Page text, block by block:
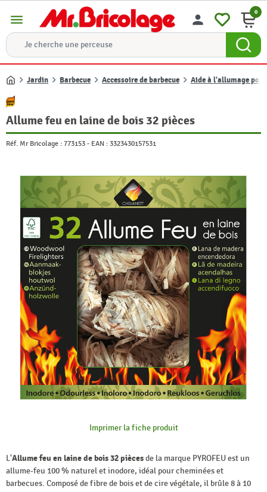
menu person 0
Accueil
Jardin Barbecue Accessoire de barbecue Aide à l'allumage
Allume feu en laine de bois 32 pièces
Réf. Mr Bricolage : 773153 - EAN : 3323430157531
Imprimer la fiche produit
L'Allume feu en laine de bois 32 piècesde la marque PYROFEU est un
allume-feu 100 % naturel et inodore, idéal pour cheminées et
barbecues. Composé de fibre de bois et de cire végétale, il brûle 8 à 10